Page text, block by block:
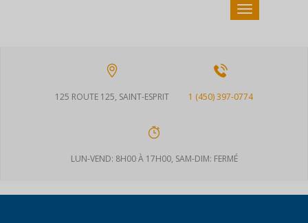
125 ROUTE 125, SAINT-ESPRIT 1 (450) 397-0774
LUN-VEND: 8H00 À 17H00, SAM-DIM: FERMÉ